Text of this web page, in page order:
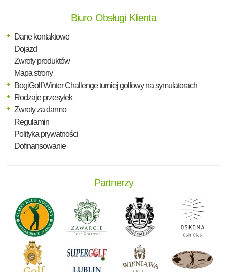
Biuro Obsługi Klienta
Dane kontaktowe
Dojazd
Zwroty produktów
Mapa strony
BogiGolf Winter Challenge turniej golfowy na symulatorach
Rodzaje przesyłek
Zwroty za darmo
Regulamin
Polityka prywatności
Dofinansowanie
Partnerzy